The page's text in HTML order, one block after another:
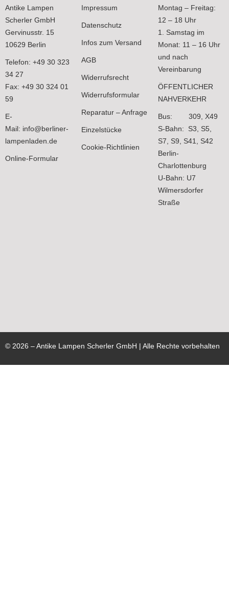
Antike Lampen
Scherler GmbH
Gervinusstr. 15
10629 Berlin
Telefon: +49 30 323
34 27
Fax: +49 30 324 01
59
E-
Mail: info@berliner-
lampenladen.de
Online-Formular
Impressum
Datenschutz
Infos zum Versand
AGB
Widerrufsrecht
Widerrufsformular
Reparatur – Anfrage
Einzelstücke
Cookie-Richtlinien
Montag – Freitag:
12 – 18 Uhr
1. Samstag im
Monat: 11 – 16 Uhr
und nach
Vereinbarung
ÖFFENTLICHER
NAHVERKEHR
Bus: 309, X49
S-Bahn: S3, S5,
S7, S9, S41, S42
Berlin-
Charlottenburg
U-Bahn: U7
Wilmersdorfer
Straße
© 2026 – Antike Lampen Scherler GmbH | Alle Rechte vorbehalten